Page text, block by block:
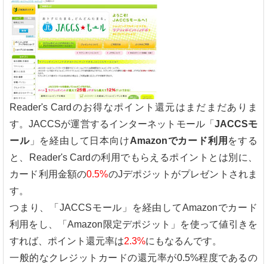
Reader's Cardのお得なポイント還元はまだまだありま
す。JACCSが運営するインターネットモール「 JACCSモ
ール」を経由して日本向けAmazonでカード利用 をする
と、Reader's Cardの利用でもらえるポイントとは別に、
カード利用金額の0.5%のJデポジットがプレゼントされま
す。
つまり、「JACCSモール」を経由してAmazonでカード
利用をし、「Amazon限定デポジット」を使って値引きを
すれば、ポイント還元率は2.3%にもなるんです。
一般的なクレジットカードの還元率が0.5%程度であるの